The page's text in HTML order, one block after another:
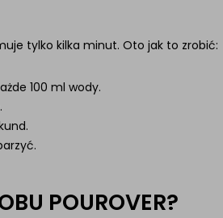
tylko kilka minut. Oto jak to zrobić:
100 ml wody.
POUROVER?